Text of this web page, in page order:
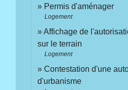
Permis d'aménager
Logement
Affichage de
sur le terrain
Logement
Contestation d'une
d'urbanisme